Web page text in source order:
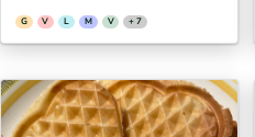
G V L M V + 7